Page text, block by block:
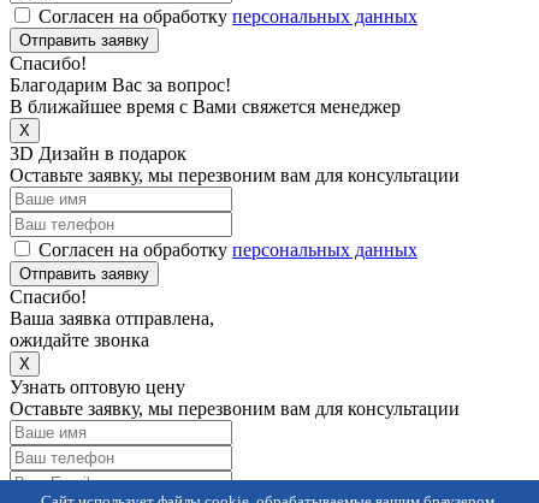
Согласен на обработку персональных данных
Отправить заявку
Спасибо!
Благодарим Вас за вопрос!
В ближайшее время с Вами свяжется менеджер
X
3D Дизайн в подарок
Оставьте заявку, мы перезвоним вам для консультации
Согласен на обработку персональных данных
Отправить заявку
Спасибо!
Ваша заявка отправлена,
ожидайте звонка
X
Узнать оптовую цену
Оставьте заявку, мы перезвоним вам для консультации